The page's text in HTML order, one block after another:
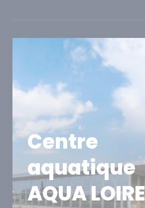
Centre
aquatique
AQUA LOIRE